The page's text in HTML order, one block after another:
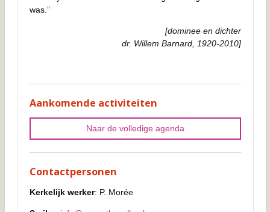
was.”
[dominee en dichter
dr. Willem Barnard, 1920-2010]
Aankomende activiteiten
Naar de volledige agenda
Contactpersonen
Kerkelijk werker: P. Morée